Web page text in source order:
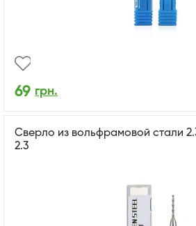
69 грн.
Сверло из вольфрамовой стали
2.3